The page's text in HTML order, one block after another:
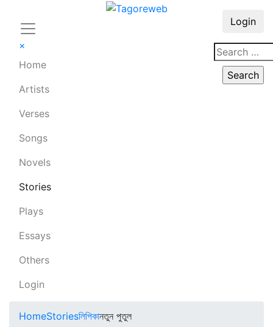
×
Home
Artists
Verses
Songs
Novels
Stories
Plays
Essays
Others
Login
Login
HomeStoriesলিপিকানতুন পুতুল